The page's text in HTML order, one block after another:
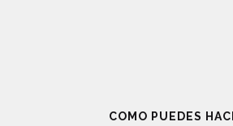
COMO PUEDES